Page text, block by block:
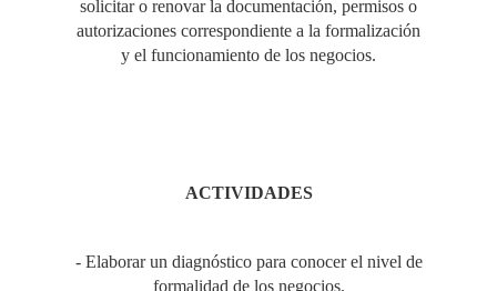
solicitar o renovar la documentación, permisos o
autorizaciones correspondiente a la formalización
y el funcionamiento de los negocios.
ACTIVIDADES
- Elaborar un diagnóstico para conocer el nivel de
formalidad de los negocios.